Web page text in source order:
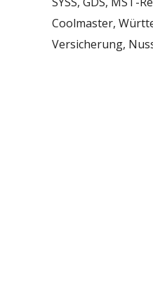
Coolmaster,
Versicherung,